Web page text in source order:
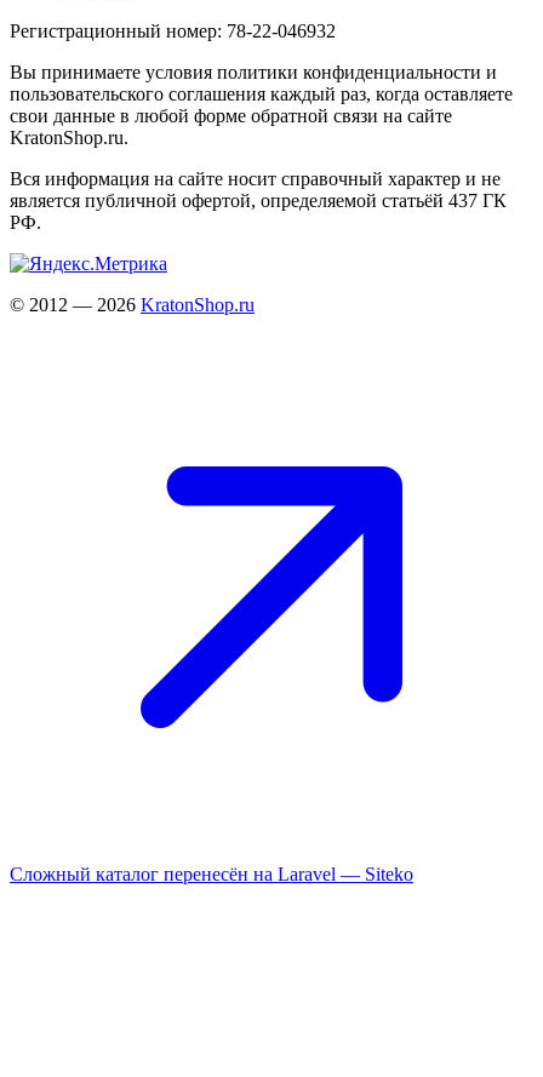
Регистрационный номер: 78-22-046932
Вы принимаете условия политики конфиденциальности и
пользовательского соглашения каждый раз, когда оставляете
свои данные в любой форме обратной связи на сайте
KratonShop.ru.
Вся информация на сайте носит справочный характер и не
является публичной офертой, определяемой статьёй 437 ГК
РФ.
© 2012 — 2026 KratonShop.ru
Сложный каталог перенесён на Laravel — Siteko